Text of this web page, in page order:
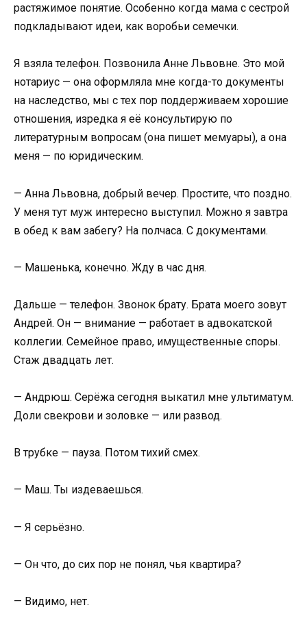
растяжимое понятие. Особенно когда мама с сестрой
подкладывают идеи, как воробьи семечки.
Я взяла телефон. Позвонила Анне Львовне. Это мой
нотариус — она оформляла мне когда-то документы
на наследство, мы с тех пор поддерживаем хорошие
отношения, изредка я её консультирую по
литературным вопросам (она пишет мемуары), а она
меня — по юридическим.
— Анна Львовна, добрый вечер. Простите, что поздно.
У меня тут муж интересно выступил. Можно я завтра
в обед к вам забегу? На полчаса. С документами.
— Машенька, конечно. Жду в час дня.
Дальше — телефон. Звонок брату. Брата моего зовут
Андрей. Он — внимание — работает в адвокатской
коллегии. Семейное право, имущественные споры.
Стаж двадцать лет.
— Андрюш. Серёжа сегодня выкатил мне ультиматум.
Доли свекрови и золовке — или развод.
В трубке — пауза. Потом тихий смех.
— Маш. Ты издеваешься.
— Я серьёзно.
— Он что, до сих пор не понял, чья квартира?
— Видимо, нет.